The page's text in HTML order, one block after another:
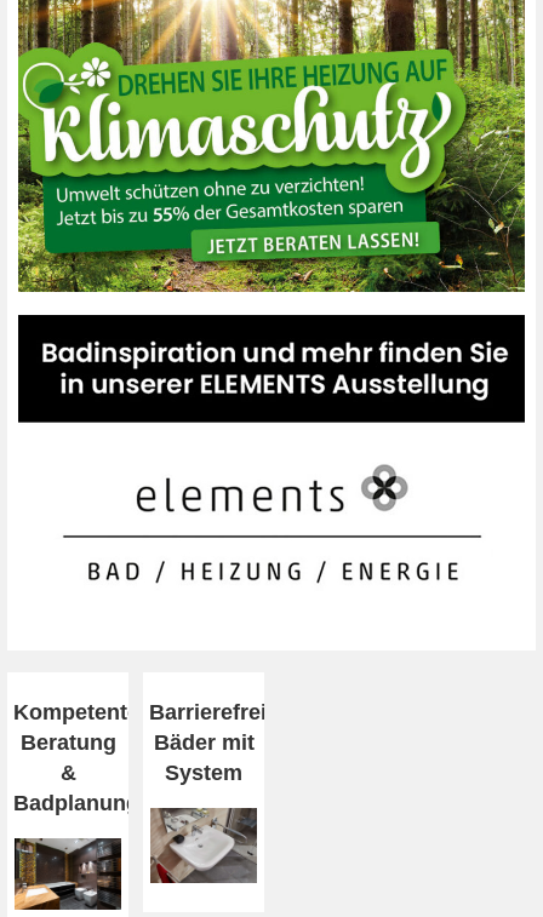
Kompetente
Beratung
&
Badplanung
Barrierefreiheit
Bäder mit
System